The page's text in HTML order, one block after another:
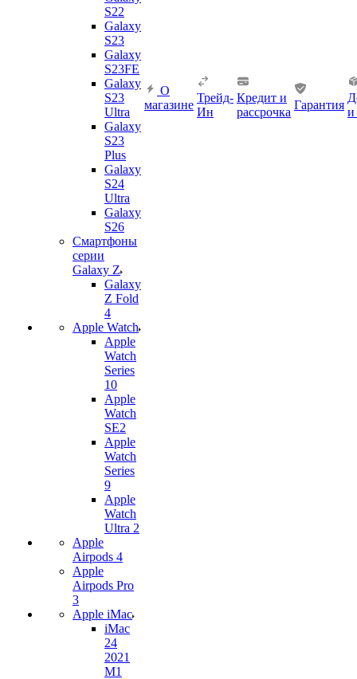
S22
Galaxy
S23
Galaxy
S23FE
Galaxy
S23
Ultra
Galaxy
S23
Plus
Galaxy
S24
Ultra
Galaxy
S26
Смартфоны
серии
Galaxy Z
Galaxy
Z Fold
4
Apple Watch
Apple
Watch
Series
10
Apple
Watch
SE2
Apple
Watch
Series
9
Apple
Watch
Ultra 2
Apple
Airpods 4
Apple
Airpods Pro
3
Apple iMac
iMac
24
2021
M1
О
магазине
Трейд-
Ин
Кредит и
рассрочка
Гарантия
и